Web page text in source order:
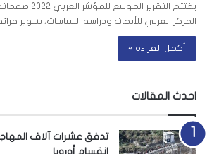
المركز العربي للأبحاث ودراسة السياسات، بتنوير
أكمل القراءة »
احدث المقالات
تدفق عشرات آلاف
انقسام أوروبا